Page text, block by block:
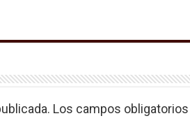
Los campos obligatorios